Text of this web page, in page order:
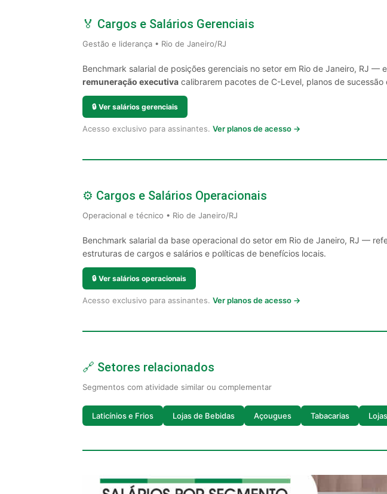
🏅 Cargos e Salários Gerenciais
Gestão e liderança • Rio de Janeiro/RJ
Benchmark salarial de posições gerenciais no setor em Rio de Janeiro, RJ —
remuneração executiva calibrarem pacotes de C-Level, planos de
🔒 Ver salários gerenciais
Acesso exclusivo para assinantes. Ver planos de acesso →
⚙️ Cargos e Salários Operacionais
Operacional e técnico • Rio de Janeiro/RJ
Benchmark salarial da base operacional do setor em Rio de Janeiro, RJ —
estruturas de cargos e salários e políticas de benefícios locais.
🔒 Ver salários operacionais
Acesso exclusivo para assinantes. Ver planos de acesso →
🔗 Setores relacionados
Segmentos com atividade similar ou complementar
Laticínios e Frios Lojas de Bebidas Açougues Tabacarias